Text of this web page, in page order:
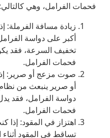
فحمات الفرامل، وهي كالتالي:
زيادة مسافة
أكبر على دواسة
تخفيف السرعة، فقد
فحمات الفرامل.
صوت مزعج أو صرير:
أو صرير ينبعث من
دواسة الفرامل، فقد
فحمات الفرامل.
اهتزاز في المقود: إذا
تساقط في المقود